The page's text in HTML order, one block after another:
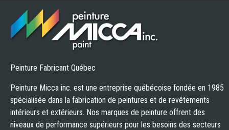
Peinture Fabricant Québec
Peinture Micca inc. est une entreprise québécoise fondée en 1985
spécialisée dans la fabrication de peintures et de revêtements
intérieurs et extérieurs. Nos marques de peinture offrent des
niveaux de performance supérieurs pour les besoins des secteurs